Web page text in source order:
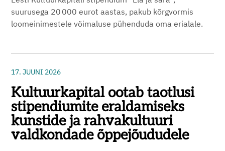
suurusega 20 000 eurot aastas, pakub kõrgvormis
loomeinimestele võimaluse pühenduda oma erialale.
17. JUUNI 2026
Kultuurkapital ootab taotlusi
stipendiumite eraldamiseks
kunstide ja rahvakultuuri
valdkondade õppejõududele